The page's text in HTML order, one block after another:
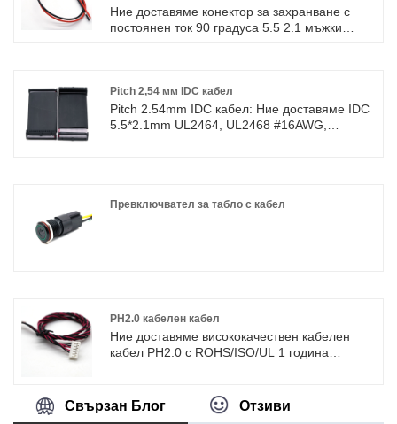
кабел
Ние доставяме конектор за захранване с
постоянен ток 90 градуса 5.5 2.1 мъжки
на кабелни снопове и конектори в
продължение на 10 години, обхващайки по
-голямата част от пазара в Азия, Европа и
Pitch 2,54 мм IDC кабел
Pitch 2.54mm IDC кабел: Ние доставяме IDC
5.5*2.1mm UL2464, UL2468 #16AWG,
продължение на 10 години, обхващайки по
Превключвател за табло с кабел
PH2.0 кабелен кабел
Ние доставяме висококачествен кабелен
кабел PH2.0 с ROHS/ISO/UL 1 година
продължение на 10 години, обхващайки по
-голямата част от пазара в Азия, Европа и
Свързан Блог Отзиви